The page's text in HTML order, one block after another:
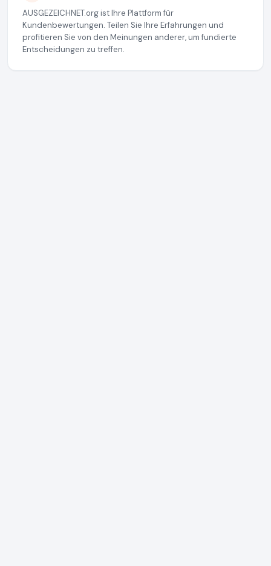
AUSGEZEICHNET.org ist Ihre Plattform für
Kundenbewertungen. Teilen Sie Ihre Erfahrungen und
profitieren Sie von den Meinungen anderer, um fundierte
Entscheidungen zu treffen.